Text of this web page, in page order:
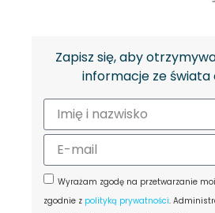
Zapisz się, aby
informacje ze świata
Wyrażam zgodę na przetwarzanie
zgodnie z polityką prywatności.